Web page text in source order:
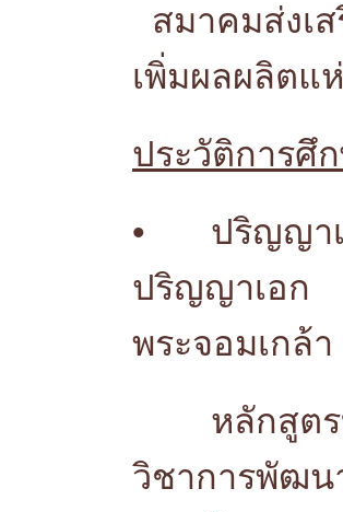
สมาคมส่งเ
เพิ่มผลผลิตแ
ประวัติการศึ
•
ปริญญา
ปริญญาเอก
พระจอมเกล้
หลักสูต
วิชาการพัฒน